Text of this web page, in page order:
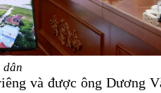
dân
và được ông Dương